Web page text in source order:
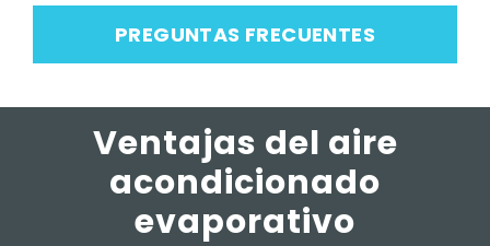
PREGUNTAS FRECUENTES
Ventajas del aire
acondicionado
evaporativo